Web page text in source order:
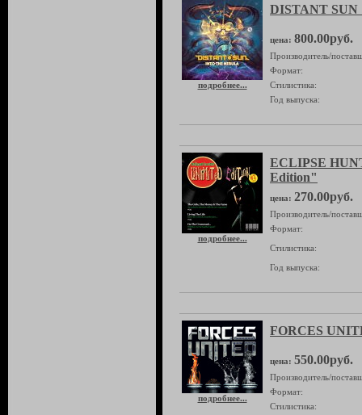
подробнее...
DISTANT
цена: 800.00руб.
Производитель/
Формат:
Стилистика:
Год выпуска:
подробнее...
ECLIPSE
Edition"
цена: 270.00руб.
Производитель/
Формат:
Стилистика:
Год выпуска:
подробнее...
FORCES
цена: 550.00руб.
Производитель/
Формат:
Стилистика: